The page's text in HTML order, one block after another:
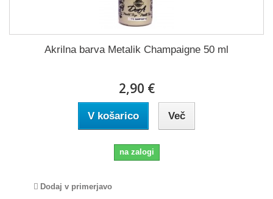
Akrilna barva Metalik Champaigne 50 ml
2,90 €
V košarico Več
na zalogi
Dodaj v primerjavo